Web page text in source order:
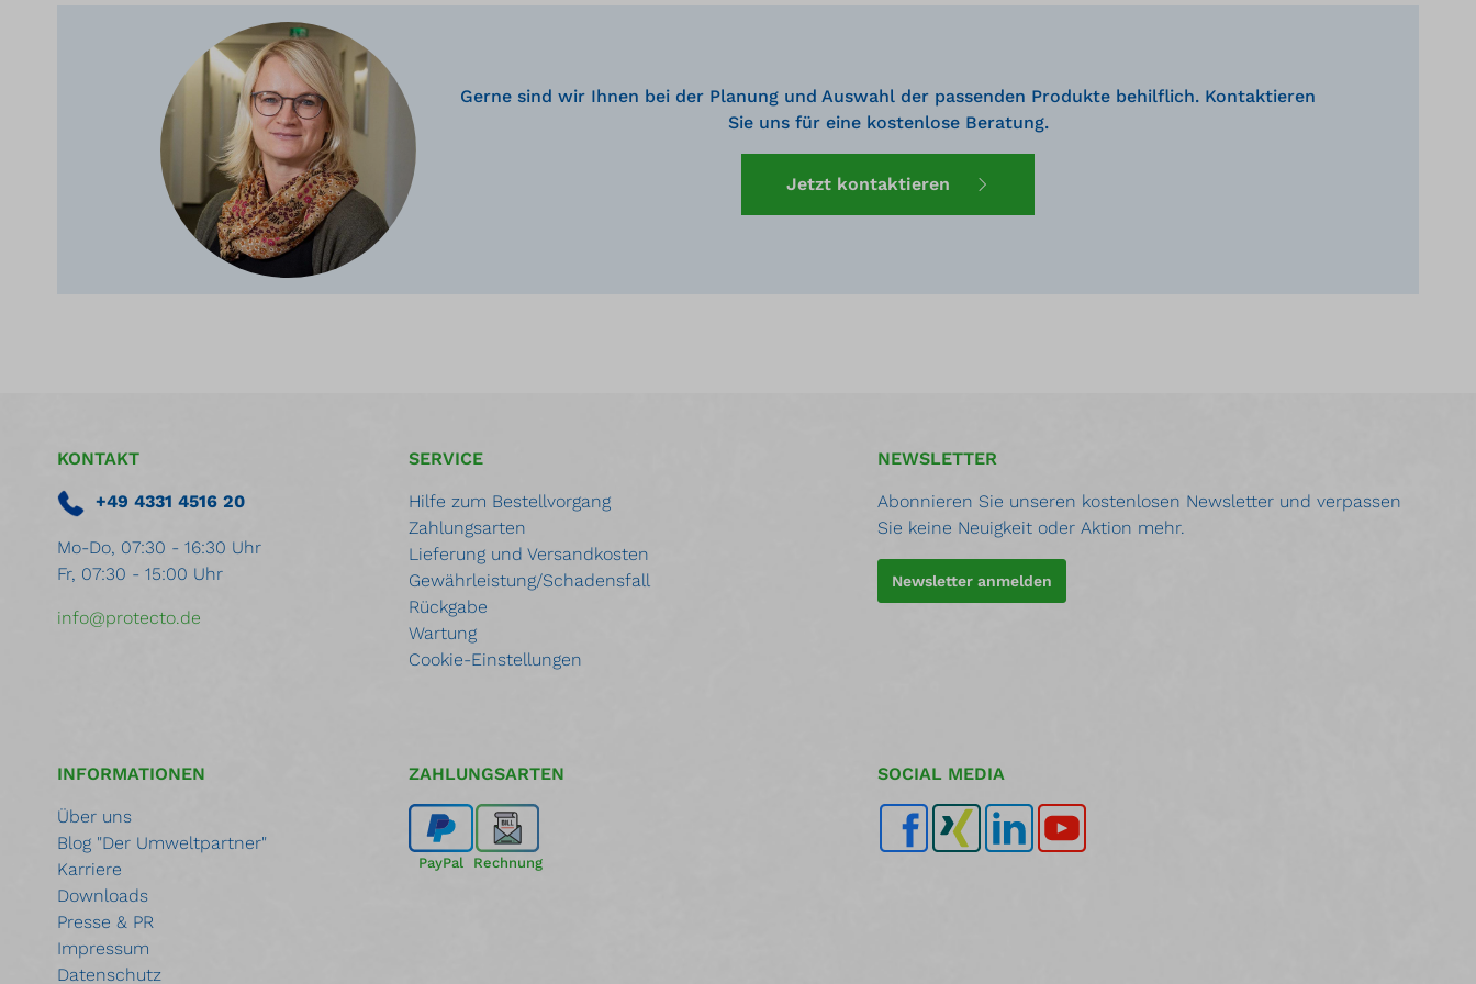
Gerne sind wir Ihnen bei der Planung und Auswahl der passenden Produkte behilflich. Kontaktieren
Sie uns für eine kostenlose Beratung.
Jetzt kontaktieren
KONTAKT
+49 4331 4516 20
Mo-Do, 07:30 - 16:30 Uhr
Fr, 07:30 - 15:00 Uhr
info@protecto.de
SERVICE
Hilfe zum Bestellvorgang
Zahlungsarten
Lieferung und Versandkosten
Gewährleistung/Schadensfall
Rückgabe
Wartung
Cookie-Einstellungen
NEWSLETTER
Abonnieren Sie unseren kostenlosen Newsletter und verpassen
Sie keine Neuigkeit oder Aktion mehr.
Newsletter anmelden
INFORMATIONEN
Über uns
Blog "Der Umweltpartner"
Karriere
Downloads
Presse & PR
Impressum
Datenschutz
ZAHLUNGSARTEN
PayPal Rechnung
SOCIAL MEDIA